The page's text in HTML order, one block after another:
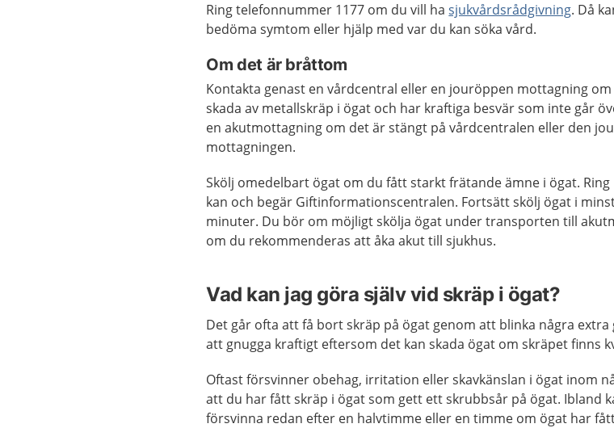
Ring telefonnummer 1177 om du vill hasjukvårdsrådgivning. Då
bedöma symtom eller hjälp med var du kan söka vård.
Om det är bråttom
Kontakta genast en vårdcentral eller en jouröppen mottagning
skada av metallskräp i ögat och har kraftiga besvär som inte går
en akutmottagning om det är stängt på vårdcentralen eller den
mottagningen.
Skölj omedelbart ögat om du fått starkt frätande ämne i ögat. Ring
kan och begär Giftinformationscentralen. Fortsätt skölj ögat i
minuter. Du bör om möjligt skölja ögat under transporten till
om du rekommenderas att åka akut till sjukhus.
Vad kan jag göra själv vid skräp i ögat?
Det går ofta att få bort skräp på ögat genom att blinka några extra
att gnugga kraftigt eftersom det kan skada ögat om skräpet finns
Oftast försvinner obehag, irritation eller skavkänslan i ögat inom
att du har fått skräp i ögat som gett ett skrubbsår på ögat. Ibland
försvinna redan efter en halvtimme eller en timme om ögat har